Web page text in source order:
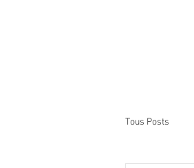
Tous Posts